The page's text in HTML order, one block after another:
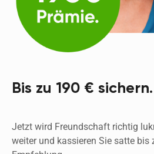
Bis zu 190 € sichern.
Jetzt wird Freundschaft richtig
weiter und kassieren Sie satte bis